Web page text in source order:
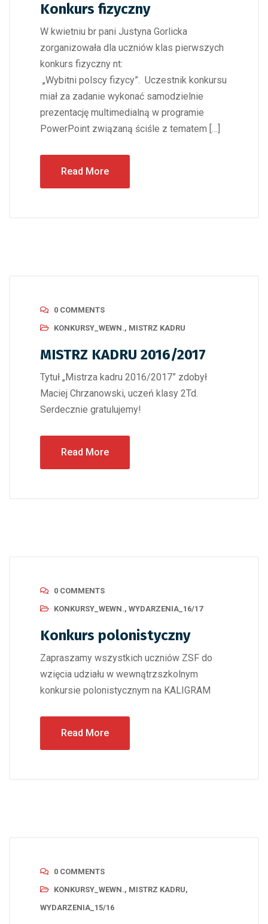
Konkurs fizyczny
W kwietniu br pani Justyna Gorlicka
zorganizowała dla uczniów klas pierwszych
konkurs fizyczny nt:
„Wybitni polscy fizycy”. Uczestnik konkursu
miał za zadanie wykonać samodzielnie
prezentację multimedialną w programie
PowerPoint związaną ściśle z tematem […]
Read More
0 COMMENTS
KONKURSY_WEWN., MISTRZ KADRU
MISTRZ KADRU 2016/2017
Tytuł „Mistrza kadru 2016/2017” zdobył
Maciej Chrzanowski, uczeń klasy 2Td.
Serdecznie gratulujemy!
Read More
0 COMMENTS
KONKURSY_WEWN., WYDARZENIA_16/17
Konkurs polonistyczny
Zapraszamy wszystkich uczniów ZSF do
wzięcia udziału w wewnątrzszkolnym
konkursie polonistycznym na KALIGRAM
Read More
0 COMMENTS
KONKURSY_WEWN., MISTRZ KADRU,
WYDARZENIA_15/16